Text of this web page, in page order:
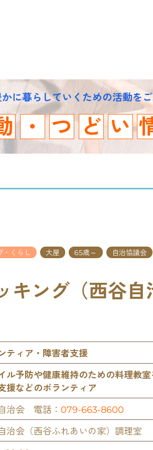
に暮らしていくための活動を
・ つ ど い
・くらし 大屋 65歳～ 自治協議会
キング（西谷自
ティア・障害者支援
ル予防や健康維持のための料理教
援などのボランティア
治会 電話： 079-663-8600
治会（西谷ふれあいの家）調理室